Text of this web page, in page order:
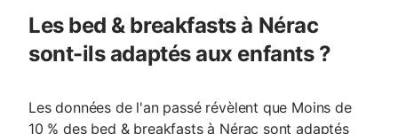
Les bed & breakfasts à Nérac
sont-ils adaptés aux enfants ?
Les données de l'an passé révèlent que Moins de
10 % des bed & breakfasts à Nérac sont adaptés